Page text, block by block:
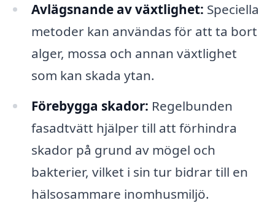
Avlägsnande av växtlighet: Speciella
metoder kan användas för att ta bort
alger, mossa och annan växtlighet
som kan skada ytan.
Förebygga skador: Regelbunden
fasadtvätt hjälper till att förhindra
skador på grund av mögel och
bakterier, vilket i sin tur bidrar till en
hälsosammare inomhusmiljö.